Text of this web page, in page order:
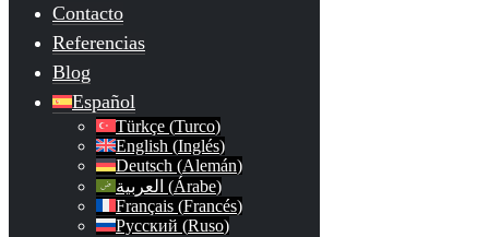
Contacto
Referencias
Blog
Español
Türkçe (Turco)
English (Inglés)
Deutsch (Alemán)
العربية (Árabe)
Français (Francés)
Русский (Ruso)